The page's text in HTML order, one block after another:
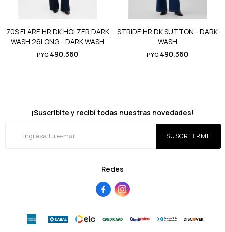
70S FLARE HR DK HOLZER DARK
WASH 26LONG - DARK WASH
PYG 490.360
STRIDE HR DK SUTTON - DARK
WASH
PYG 490.360
Redes
 
¡Suscribite y recibí todas nuestras novedades!
SUSCRIBIRME